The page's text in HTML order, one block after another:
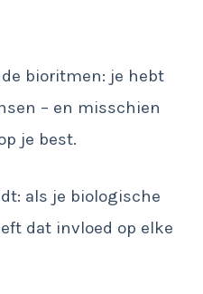
bioritmen: je hebt
– en misschien
je best.
als je biologische
dat invloed op elke